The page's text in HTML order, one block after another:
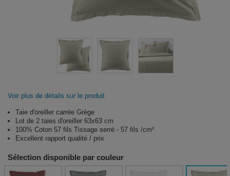
Voir plus de détails sur le produit
Taie d'oreiller carrée Grège
Lot de 2 taies d'oreiller 63x63 cm
100% Coton 57 fils Tissage serré - 57 fils /cm²
Excellent rapport qualité / prix
Sélection disponible par couleur